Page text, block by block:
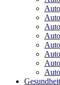
Gesundheit